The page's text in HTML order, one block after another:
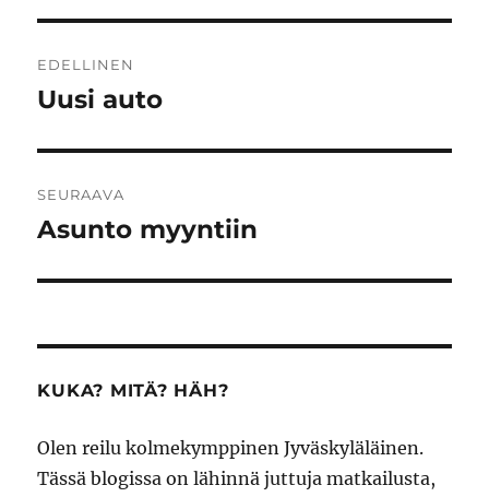
selaus
EDELLINEN
Edellinen
Uusi auto
SEURAAVA
Seuraava
Asunto myyntiin
KUKA? MITÄ? HÄH?
Olen reilu kolmekymppinen Jyväskyläläinen.
Tässä blogissa on lähinnä juttuja matkailusta,